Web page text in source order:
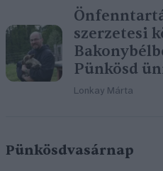
szerzetesi
Pünkösd
Lonkay Márta
Pünkösdvasárnap